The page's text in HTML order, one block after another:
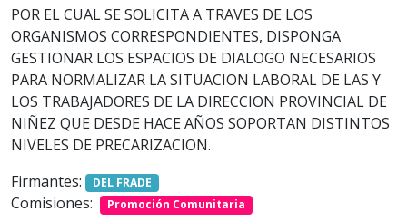
POR EL CUAL SE SOLICITA A TRAVES DE LOS
ORGANISMOS CORRESPONDIENTES, DISPONGA
GESTIONAR LOS ESPACIOS DE DIALOGO NECESARIOS
PARA NORMALIZAR LA SITUACION LABORAL DE LAS Y
LOS TRABAJADORES DE LA DIRECCION PROVINCIAL DE
NIÑEZ QUE DESDE HACE AÑOS SOPORTAN DISTINTOS
NIVELES DE PRECARIZACION.
Firmantes:
DEL FRADE
Comisiones: Promoción Comunitaria